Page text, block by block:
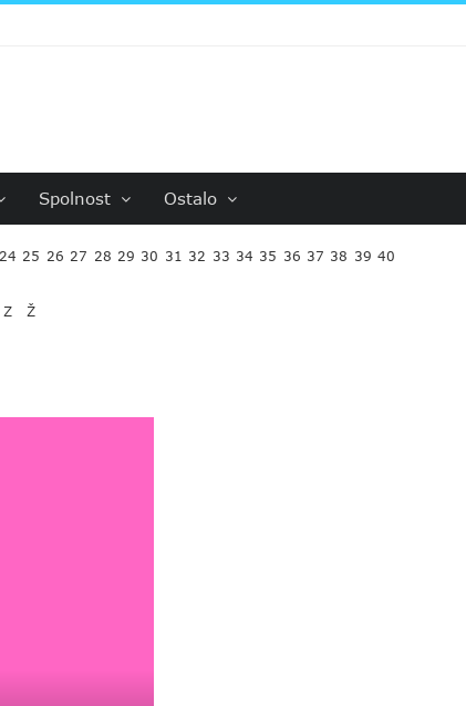
Spolnost Ostalo
24 25 26 27 28 29 30 31 32 33 34 35 36 37 38 39 40
Z Ž